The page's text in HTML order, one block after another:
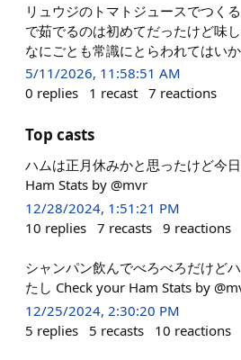
リュウジのトマトジュースでつく
で茹でるのは初めてだったけど味
なにごとも常識にとらわれてはい
5/11/2026, 11:58:51 AM
0 replies 1 recast 7 reactions
Top casts
ハムは正月休みかと思ったけど今
Ham Stats by @mvr
12/28/2024, 1:51:21 PM
10 replies 7 recasts 9 reactions
シャンパン飲んでべろべろだけど
たし Check your Ham Stats by
12/25/2024, 2:30:20 PM
5 replies 5 recasts 10 reactions